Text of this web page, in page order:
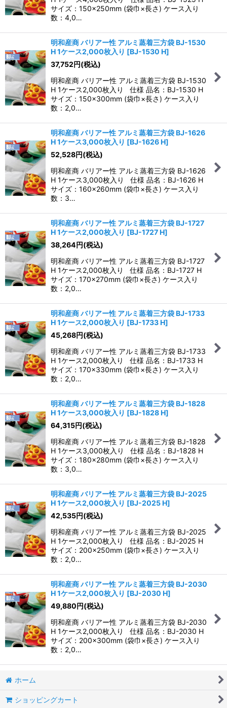
サイズ：150×250mm (袋巾×長さ) ケース入り
数：4,0…
明和産商 バリアー性 アルミ蒸着三方袋 BJ-1530
H 1ケース2,000枚入り [BJ-1530 H]
37,752円(税込)
明和産商 バリアー性 アルミ蒸着三方袋 BJ-1530
H 1ケース2,000枚入り 仕様 品名：BJ-1530 H
サイズ：150×300mm (袋巾×長さ) ケース入り
数：2,0…
明和産商 バリアー性 アルミ蒸着三方袋 BJ-1626
H 1ケース3,000枚入り [BJ-1626 H]
52,528円(税込)
明和産商 バリアー性 アルミ蒸着三方袋 BJ-1626
H 1ケース3,000枚入り 仕様 品名：BJ-1626 H
サイズ：160×260mm (袋巾×長さ) ケース入り
数：3…
明和産商 バリアー性 アルミ蒸着三方袋 BJ-1727
H 1ケース2,000枚入り [BJ-1727 H]
38,264円(税込)
明和産商 バリアー性 アルミ蒸着三方袋 BJ-1727
H 1ケース2,000枚入り 仕様 品名：BJ-1727 H
サイズ：170×270mm (袋巾×長さ) ケース入り
数：2,0…
明和産商 バリアー性 アルミ蒸着三方袋 BJ-1733
H 1ケース2,000枚入り [BJ-1733 H]
45,268円(税込)
明和産商 バリアー性 アルミ蒸着三方袋 BJ-1733
H 1ケース2,000枚入り 仕様 品名：BJ-1733 H
サイズ：170×330mm (袋巾×長さ) ケース入り
数：2,0…
明和産商 バリアー性 アルミ蒸着三方袋 BJ-1828
H 1ケース3,000枚入り [BJ-1828 H]
64,315円(税込)
明和産商 バリアー性 アルミ蒸着三方袋 BJ-1828
H 1ケース3,000枚入り 仕様 品名：BJ-1828 H
サイズ：180×280mm (袋巾×長さ) ケース入り
数：3,0…
明和産商 バリアー性 アルミ蒸着三方袋 BJ-2025
H 1ケース2,000枚入り [BJ-2025 H]
42,535円(税込)
明和産商 バリアー性 アルミ蒸着三方袋 BJ-2025
H 1ケース2,000枚入り 仕様 品名：BJ-2025 H
サイズ：200×250mm (袋巾×長さ) ケース入り
数：2,0…
明和産商 バリアー性 アルミ蒸着三方袋 BJ-2030
H 1ケース2,000枚入り [BJ-2030 H]
49,880円(税込)
明和産商 バリアー性 アルミ蒸着三方袋 BJ-2030
H 1ケース2,000枚入り 仕様 品名：BJ-2030 H
サイズ：200×300mm (袋巾×長さ) ケース入り
数：2,0…
ホーム
ショッピングカート